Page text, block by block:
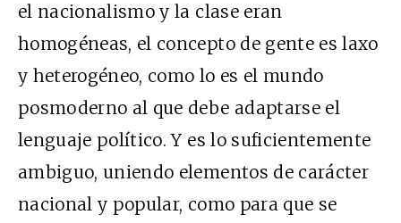
el nacionalismo y la clase eran
homogéneas, el concepto de gente es laxo
y heterogéneo, como lo es el mundo
posmoderno al que debe adaptarse el
lenguaje político. Y es lo suficientemente
ambiguo, uniendo elementos de carácter
nacional y popular, como para que se